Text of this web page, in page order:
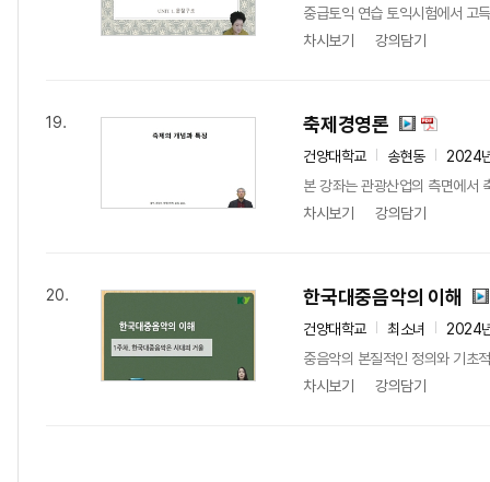
중급토익 연습 토익시험에서 고
차시보기
강의담기
19. 축제경영론
건양대학교 송현동
2024
본 강좌는 관광산업의 측면에서
차시보기
강의담기
20. 한국대중음악의 이해
건양대학교 최소녀
2024
중음악의 본질적인 정의와 기초
차시보기
강의담기